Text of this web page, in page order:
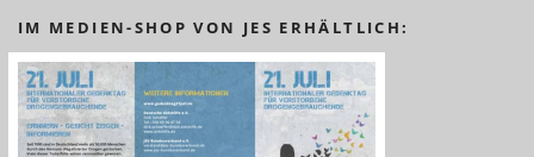
IM MEDIEN-SHOP VON JES ERHÄLTLICH: